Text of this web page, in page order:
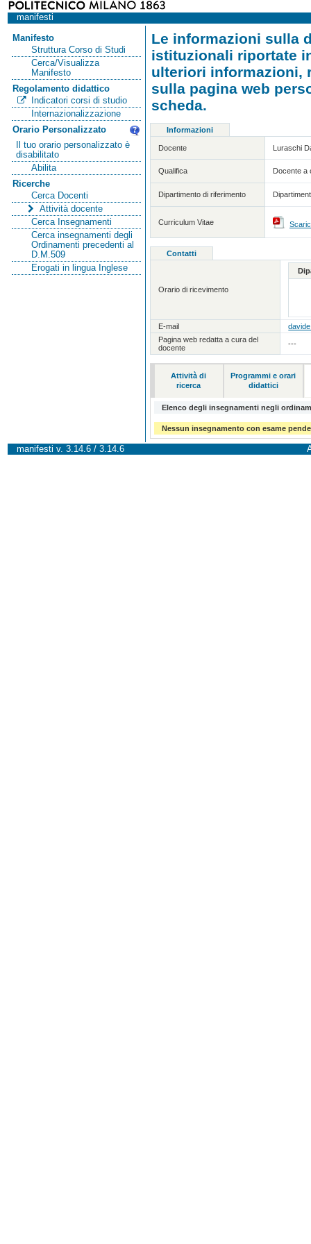
manifesti
Manifesto
Struttura Corso di Studi
Cerca/Visualizza
Manifesto
Regolamento didattico
Indicatori corsi di studio
Internazionalizzazione
Orario Personalizzato
Il tuo orario personalizzato è
disabilitato
Abilita
Ricerche
Cerca Docenti
Attività docente
Cerca Insegnamenti
Cerca insegnamenti degli
Ordinamenti precedenti al
D.M.509
Erogati in lingua Inglese
Le informazioni sulla
istituzionali riportate
ulteriori informazioni,
sulla pagina web
scheda.
Informazioni
Docente Luraschi
Qualifica Docente a
Dipartimento di riferimento
Curriculum Vitae
Contatti
Orario di ricevimento
E-mail
Pagina web redatta a cura del
docente
---
Attività di
ricerca
Programmi e orari
didattici
Elenco degli insegnamenti negli
Nessun insegnamento con esame
manifesti v. 3.14.6 / 3.14.6